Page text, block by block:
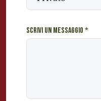
Scrivi un messaggio *